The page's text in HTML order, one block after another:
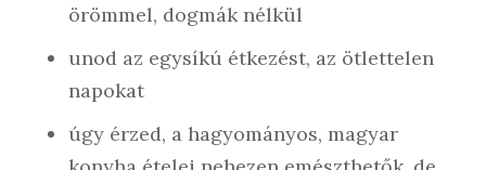
örömmel, dogmák nélkül
unod az egysíkú étkezést, az ötlettelen
napokat
úgy érzed, a hagyományos, magyar